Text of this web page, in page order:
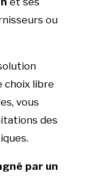
ou
choix libre
vous
des
par un